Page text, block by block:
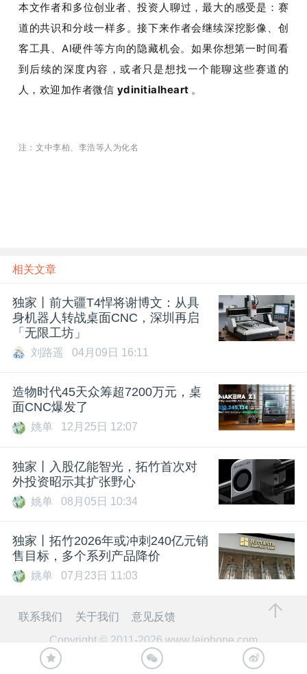
本文作者和多位创业者、投资人聊过，最大的感受是：赛
道的共识和分歧一样多。接下来作者会继续深挖影像、创
客工具、AI硬件等方向的隐藏机会。如果你想第一时间看
到后续的深度内容，或者只是想找一个能聊这些赛道的
人，欢迎加作者微信 ydinitialheart 。
注：文中李柏、李浩等人为化名
相关文章
独家丨前大疆T4悍将谢博文：从具
身机器人转战桌面CNC，深圳再启
「无限工坊」
刘路遥 04月09日 16:11
造物时代45天众筹超7200万元，桌
面CNC爆发了
姚单 12月25日 12:07
独家丨入股亿能智光，拓竹首次对
外投资昭示其扩张野心
姚单 08月05日 10:34
独家丨拓竹2026年或冲刺240亿元销
售目标，多个系列产品降价
姚单 07月23日 11:03
联系我们 关于我们
意见反馈
Copyright © 2011-2026 www.leiphone.com